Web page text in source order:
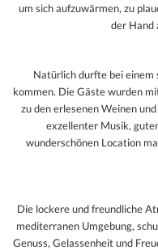
um sich aufzuwärmen, zu
der Hand
Natürlich durfte bei einem
kommen. Die Gäste wurden
zu den erlesenen Weinen
exzellenter Musik,
wunderschönen Location
Die lockere und freundliche
mediterranen Umgebung,
Genuss, Gelassenheit und